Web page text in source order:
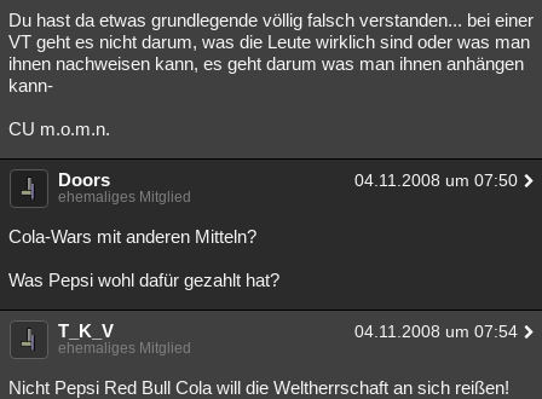
Du hast da etwas grundlegende völlig falsch verstanden... bei einer
VT geht es nicht darum, was die Leute wirklich sind oder was man
ihnen nachweisen kann, es geht darum was man ihnen anhängen
kann-
CU m.o.m.n.
Doors 04.11.2008 um 07:50
ehemaliges Mitglied
Cola-Wars mit anderen Mitteln?
Was Pepsi wohl dafür gezahlt hat?
T_K_V 04.11.2008 um 07:54
ehemaliges Mitglied
Nicht Pepsi Red Bull Cola will die Weltherrschaft an sich reißen!